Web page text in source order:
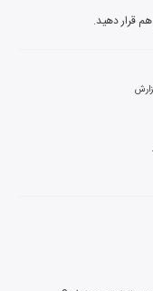
قرار دهید.